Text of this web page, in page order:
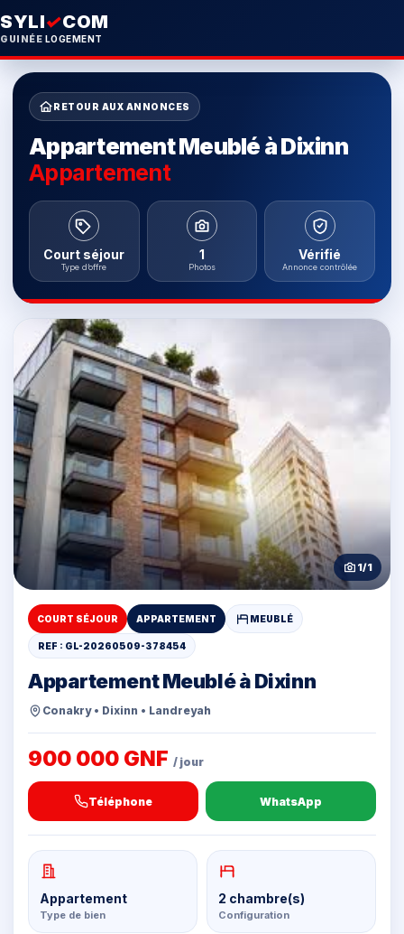
SYLI✓COM
GUINÉE LOGEMENT
RETOUR AUX ANNONCES
Appartement Meublé à Dixinn
Appartement
Court séjour
Type d’offre
1
Photos
Vérifié
Annonce contrôlée
1/1
COURT SÉJOUR APPARTEMENT MEUBLÉ
REF : GL-20260509-378454
Appartement Meublé à Dixinn
Conakry • Dixinn • Landreyah
900 000 GNF / jour
Téléphone WhatsApp
Appartement
Type de bien
2 chambre(s)
Configuration